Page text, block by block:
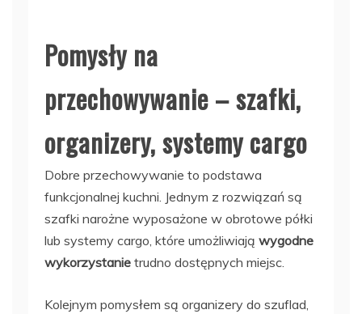
Pomysły na
przechowywanie – szafki,
organizery, systemy cargo
Dobre przechowywanie to podstawa
funkcjonalnej kuchni. Jednym z rozwiązań są
szafki narożne wyposażone w obrotowe półki
lub systemy cargo, które umożliwiają wygodne
wykorzystanie trudno dostępnych miejsc.
Kolejnym pomysłem są organizery do szuflad,